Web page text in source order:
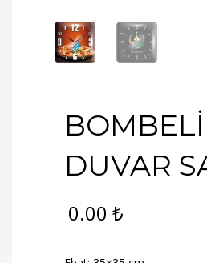
BOMBELİ
DUVAR
0.00 ₺